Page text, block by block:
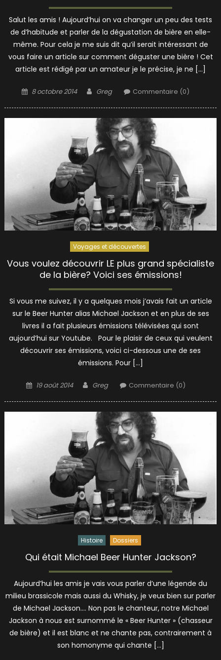
Salut les amis ! Aujourd’hui on va changer un peu des tests
de d’habitude et parler de la dégustation de bière en elle-
même. Pour cela je me suis dit qu’il serait intéressant de
vous faire un article sur comment déguster une bière ! Cet
article est rédigé par un amateur je le précise, je ne […]
Posted
8 octobre 2014 Author
Greg Commentaire (0)
Voyages et découvertes
Vous voulez découvrir LE plus grand spécialiste
de la bière? Voici ses émissions!
Si vous me suivez, il y a quelques mois j’avais fait un article
sur le Beer Hunter alias Michael Jackson et en plus de ses
livres il a fait plusieurs émissions télévisées qui sont
aujourd’hui sur Youtube. Pour le plaisir de ceux qui veulent
découvrir ses émissions, voici ci-dessous une de ses
émissions. Pour […]
Posted
19 août 2014 Author
Greg Commentaire (0)
Histoire Dossiers
Qui était Michael Beer Hunter Jackson?
Aujourd’hui les amis je vais vous parler d’une légende du
milieu brassicole mais aussi du Whisky, je veux bien sur parler
de Michael Jackson…. Non pas le chanteur, notre Michael
Jackson à nous est surnommé le « Beer Hunter » (chasseur
de bière) et il est blanc et ne chante pas, contrairement à
son homonyme qui chante […]